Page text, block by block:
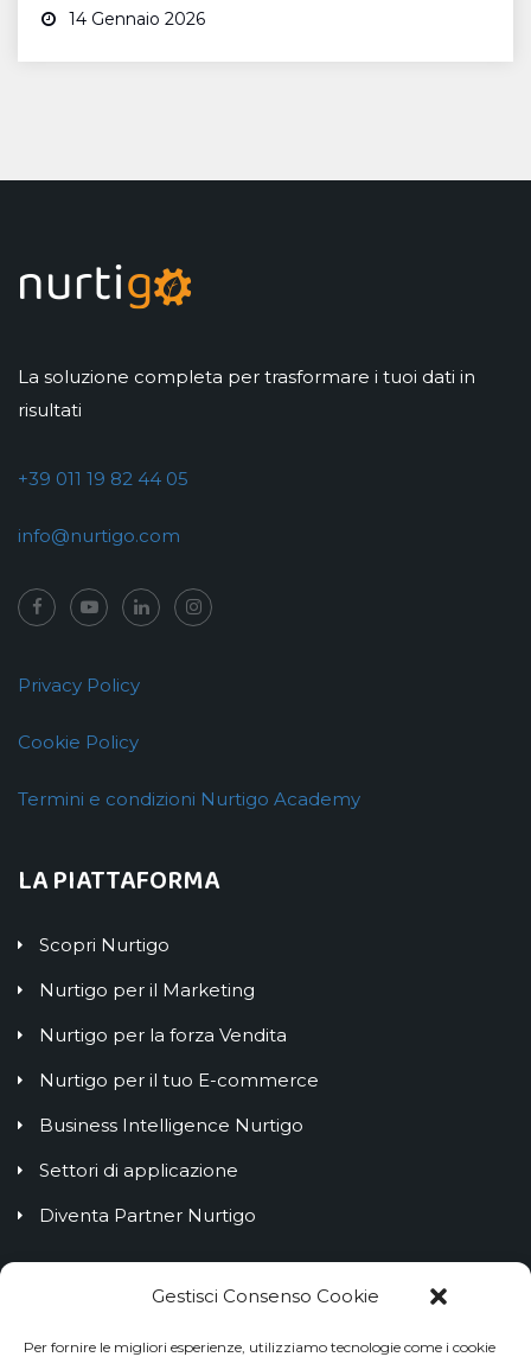
Gestisci Consenso Cookie
Per fornire le migliori esperienze, utilizziamo tecnologie come i cookie
14 Gennaio 2026
La soluzione completa per trasformare i tuoi dati in
risultati
+39 011 19 82 44 05
info@nurtigo.com
Privacy Policy
Cookie Policy
Termini e condizioni Nurtigo Academy
LA PIATTAFORMA
Scopri Nurtigo
Nurtigo per il Marketing
Nurtigo per la forza Vendita
Nurtigo per il tuo E-commerce
Business Intelligence Nurtigo
Settori di applicazione
Diventa Partner Nurtigo
IL BLOG NURTIGO